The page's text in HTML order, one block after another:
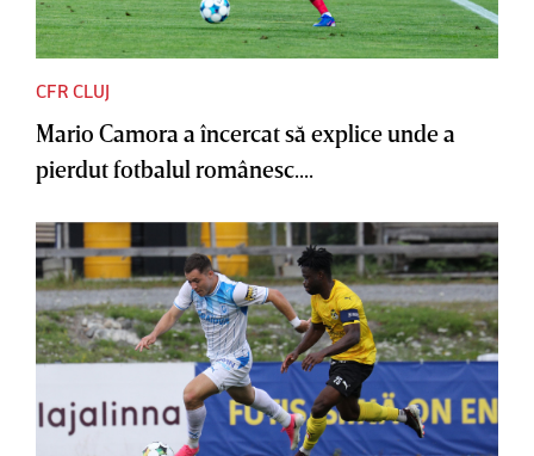
CFR CLUJ
Mario Camora a încercat să explice unde a
pierdut fotbalul românesc....